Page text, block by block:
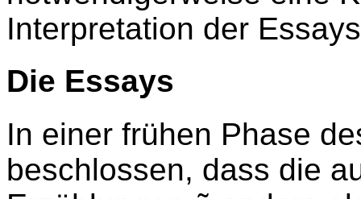
Interpretation der
Die Essays
In einer frühen Phase
beschlossen, dass die